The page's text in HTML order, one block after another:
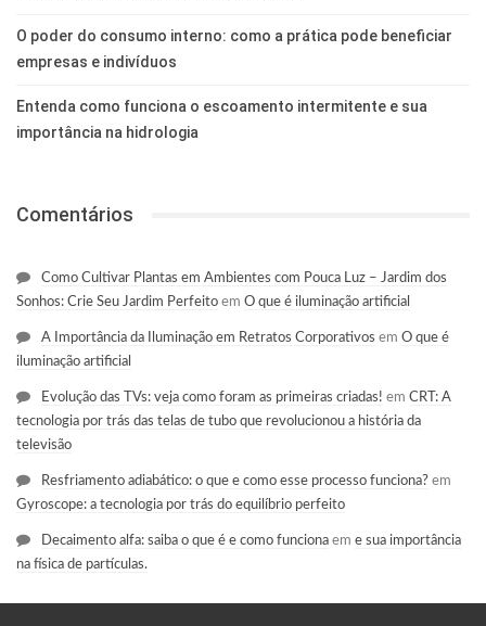
O poder do consumo interno: como a prática pode beneficiar
empresas e indivíduos
Entenda como funciona o escoamento intermitente e sua
importância na hidrologia
Comentários
Como Cultivar Plantas em Ambientes com Pouca Luz – Jardim dos
Sonhos: Crie Seu Jardim Perfeito em O que é iluminação artificial
A Importância da Iluminação em Retratos Corporativos em O que é
iluminação artificial
Evolução das TVs: veja como foram as primeiras criadas! em CRT: A
tecnologia por trás das telas de tubo que revolucionou a história da
televisão
Resfriamento adiabático: o que e como esse processo funciona? em
Gyroscope: a tecnologia por trás do equilíbrio perfeito
Decaimento alfa: saiba o que é e como funciona em e sua importância
na física de partículas.